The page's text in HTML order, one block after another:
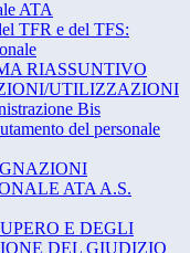
ATA
TFR e del TFS:
RIASSUNTIVO
UTILIZZAZIONI
Bis
del personale
ATA A.S.
E DEGLI
DEL GIUDIZIO